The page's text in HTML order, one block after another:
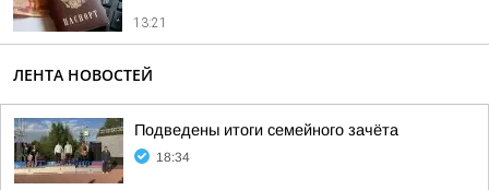
13:21
ЛЕНТА НОВОСТЕЙ
Подведены итоги семейного зачёта
18:34